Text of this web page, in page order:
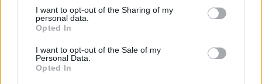
I want to opt-out of the Sharing of my
personal data.
Opted In
I want to opt-out of the Sale of my
Personal Data.
Opted In
versenyképességről, beruházásokról, szabályozásról és az
energetikai jövőjéről.Információ és jelentkezésFolyamatos
válságok között éljünk a mindennapjainkat, előbb a
koronavírus-válság és utórengései, majd az európai
energiapiac ellátásoldali válsága köszöntött be...